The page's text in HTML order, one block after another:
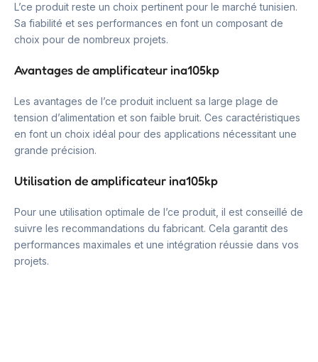
L’ce produit reste un choix pertinent pour le marché tunisien.
Sa fiabilité et ses performances en font un composant de
choix pour de nombreux projets.
Avantages de amplificateur ina105kp
Les avantages de l’ce produit incluent sa large plage de
tension d’alimentation et son faible bruit. Ces caractéristiques
en font un choix idéal pour des applications nécessitant une
grande précision.
Utilisation de amplificateur ina105kp
Pour une utilisation optimale de l’ce produit, il est conseillé de
suivre les recommandations du fabricant. Cela garantit des
performances maximales et une intégration réussie dans vos
projets.